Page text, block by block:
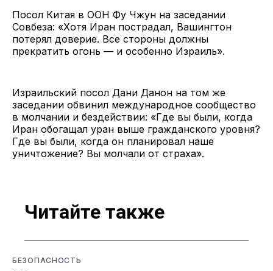
Посол Китая в ООН Фу Чжун на заседании
Совбеза: «Хотя Иран пострадал, Вашингтон
потерял доверие. Все стороны должны
прекратить огонь — и особенно Израиль».
Израильский посол Дани Данон на том же
заседании обвинил международное сообщество
в молчании и бездействии: «Где вы были, когда
Иран обогащал уран выше гражданского уровня?
Где вы были, когда он планировал наше
уничтожение? Вы молчали от страха».
Читайте также
БЕЗОПАСНОСТЬ